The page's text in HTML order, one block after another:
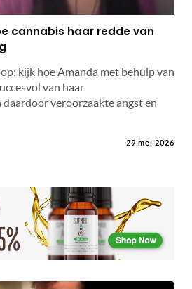
cannabis haar redde van
kijk hoe Amanda met behulp van
van haar
veroorzaakte angst en
29 mei 2026